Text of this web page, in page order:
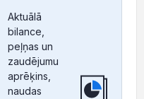
Aktuālā
bilance,
peļņas un
zaudējumu
aprēķins,
naudas